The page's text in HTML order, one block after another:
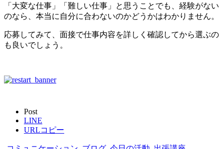
「大変な仕事」「難しい仕事」と思うことでも、経験がない
のなら、本当に自分に合わないのかどうかはわかりません。
応募してみて、面接で仕事内容を詳しく確認してから選ぶの
も良いでしょう。
Post
LINE
URLコピー